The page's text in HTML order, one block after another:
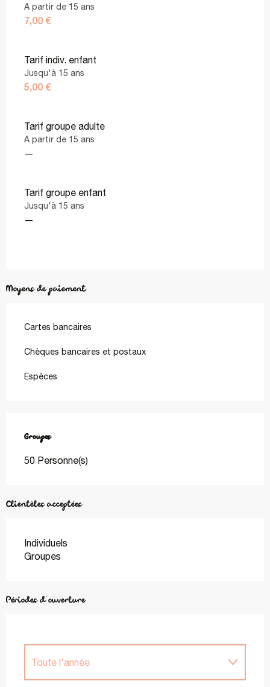
A partir de 15 ans
7,00 €
Tarif indiv. enfant
Jusqu'à 15 ans
5,00 €
Tarif groupe adulte
A partir de 15 ans
—
Tarif groupe enfant
Jusqu'à 15 ans
—
Moyens de paiement
Cartes bancaires
Chèques bancaires et postaux
Espèces
Groupes
Groupes
50 Personne(s)
Clientèles acceptées
Individuels
Groupes
Périodes d'ouverture
Toute l'année